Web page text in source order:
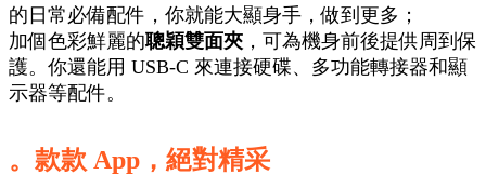
的日常必備配件，你就能大顯身手，做到更多；
加個色彩鮮麗的聰穎雙面夾 ，可為機身前後提供周到保
護。你還能用 USB‑C 來連接硬碟、多功能轉接器和顯
示器等配件。
。款款 App，絕對精采